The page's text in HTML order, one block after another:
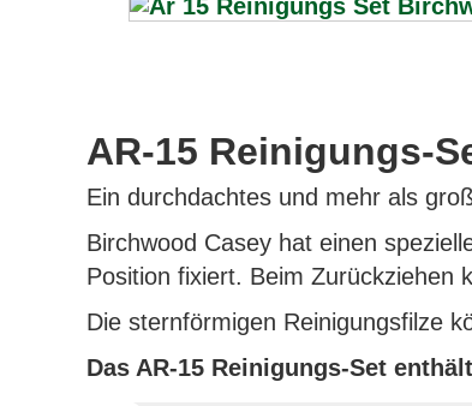
AR-15 Reinigungs-
Ein durchdachtes und mehr als
Birchwood Casey hat einen
Position fixiert. Beim Zurückziehen
Die sternförmigen Reinigungsfilze
Das AR-15 Reinigungs-Set